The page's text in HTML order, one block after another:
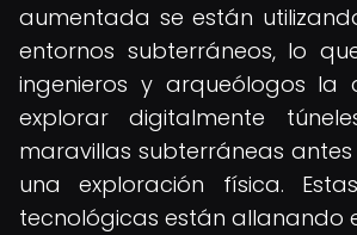
aumentada se están
entornos subterráneos, lo
ingenieros y arqueólogos la
explorar digitalmente
maravillas subterráneas
una exploración física.
tecnológicas están allanando